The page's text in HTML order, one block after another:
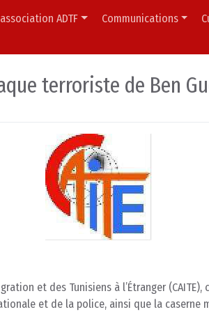
ADTF Communications
terroriste de Ben
et des Tunisiens à l’Étranger
et de la police, ainsi que la caserne